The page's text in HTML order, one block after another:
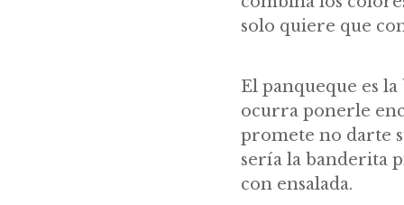
solo quiere que
El panqueque es
ocurra ponerle
promete no darte
sería la banderita
con ensalada.